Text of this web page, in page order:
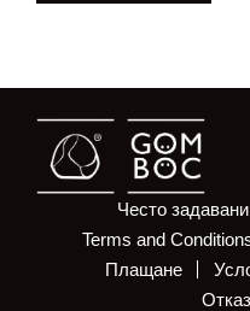
Често
Terms and
Плащане